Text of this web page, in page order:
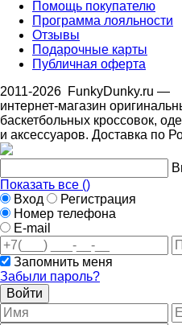
Помощь покупателю
Программа лояльности
Отзывы
Подарочные карты
Публичная оферта
2011-2026 FunkyDunky.ru —
интернет-магазин
баскетбольных кроссовок,
и аксессуаров. Доставка по
Показать все ()
Вход
Регистрация
Номер телефона
E-mail
Запомнить меня
Забыли пароль?
Войти